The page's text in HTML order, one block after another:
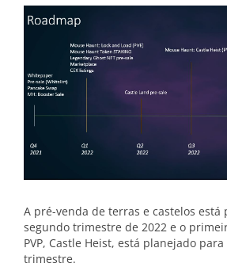
A pré-venda de terras e castelos está
segundo trimestre de 2022 e o
PVP, Castle Heist, está planejado
trimestre.